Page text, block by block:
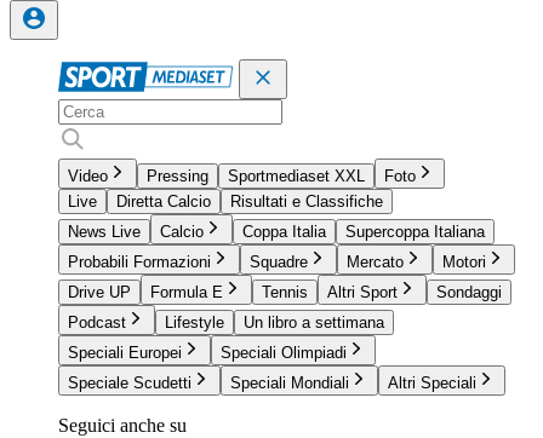
Video Pressing Sportmediaset XXL
Foto
Live
Diretta Calcio
Risultati e Classifiche
News Live
Calcio Coppa Italia
Supercoppa Italiana
Probabili Formazioni
Squadre Mercato
Motori
Drive UP
Formula E Tennis Altri Sport
Sondaggi
Podcast
Lifestyle
Un libro a settimana
Speciali Europei
Speciali Olimpiadi
Speciale Scudetti
Speciali Mondiali Altri Speciali
Seguici anche su